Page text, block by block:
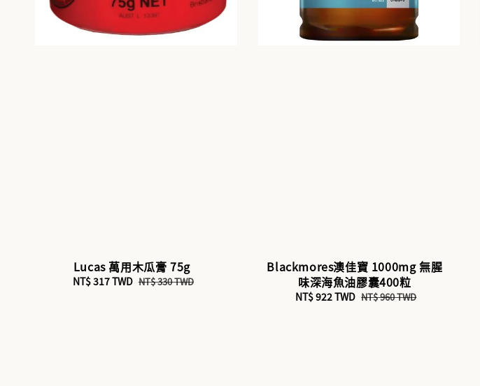
Lucas 萬用木瓜膏 75g
Sale
NT$ 317 TWD Regular
NT$ 330 TWD
Blackmores澳佳寶 1000mg 無腥
味深海魚油膠囊400粒
Sale
NT$ 922 TWD Regular
NT$ 960 TWD